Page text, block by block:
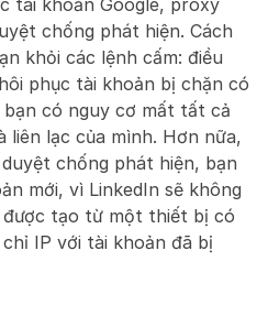
tài khoản Google, proxy
chống phát hiện. Cách
khỏi các lệnh cấm: điều
phục tài khoản bị chặn có
có nguy cơ mất tất cả
liên lạc của mình. Hơn nữa,
chống phát hiện, bạn
mới, vì LinkedIn sẽ không
tạo từ một thiết bị có
IP với tài khoản đã bị